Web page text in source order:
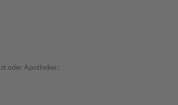
oder Apotheker: